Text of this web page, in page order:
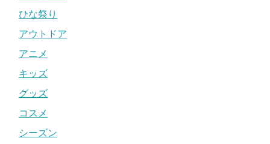
ひな祭り
アウトドア
アニメ
キッズ
グッズ
コスメ
シーズン